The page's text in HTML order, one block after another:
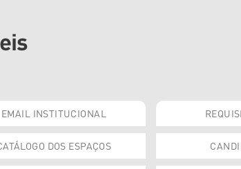
EMAIL INSTITUCIONAL
DOS ESPAÇOS